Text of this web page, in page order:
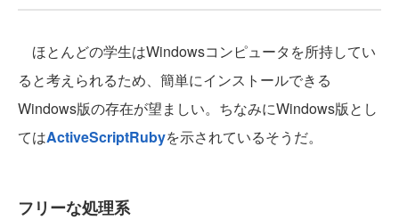
ほとんどの学生はWindowsコンピュータを所持してい
ると考えられるため、簡単にインストールできる
Windows版の存在が望ましい。ちなみにWindows版とし
てはActiveScriptRubyを示されているそうだ。
フリーな処理系